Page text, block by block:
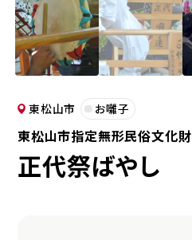
東松山市 お囃子
東松山市指定無形民俗文化財
正代祭ばやし